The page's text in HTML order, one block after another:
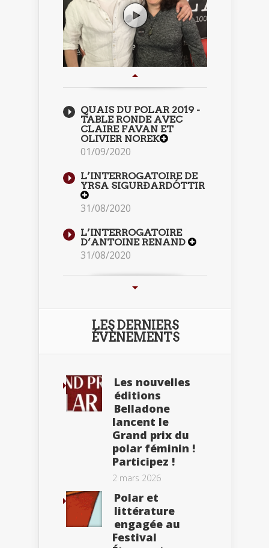
QUAIS DU POLAR 2019 -
TABLE RONDE AVEC
CLAIRE FAVAN ET
OLIVIER NOREK
01/09/2020
L’INTERROGATOIRE DE
YRSA SIGURÐARDÓTTIR
31/08/2020
L’INTERROGATOIRE
D’ANTOINE RENAND
31/08/2020
LES DERNIERS
ÉVÈNEMENTS
Les nouvelles
éditions
Belladone
lancent le
Grand prix du
polar féminin !
Participez !
2 mars 2026
Polar et
littérature
engagée au
Festival